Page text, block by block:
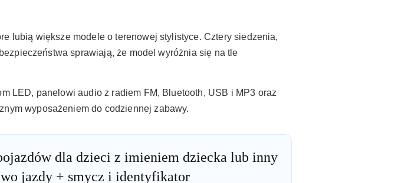
lubią większe modele o terenowej stylistyce. Cztery siedzenia,
sprawiają, że model wyróżnia się na tle
LED, panelowi audio z radiem FM, Bluetooth, USB i MP3 oraz
wyposażeniem do codziennej zabawy.
dla dzieci z imieniem dziecka lub inny
jazdy + smycz i identyfikator